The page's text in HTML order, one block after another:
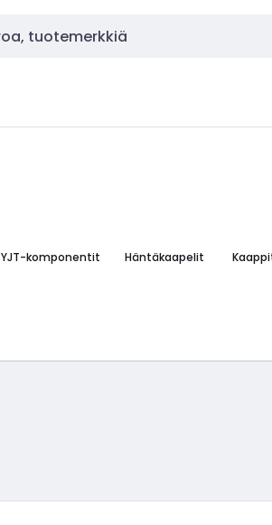
YJT-komponentit Häntäkaapelit